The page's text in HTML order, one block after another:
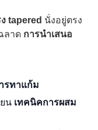
tapered นั่งอยู่ตรง
ลาด การนำเสนอ
รทาแก้ม
น เทคนิคการผสม